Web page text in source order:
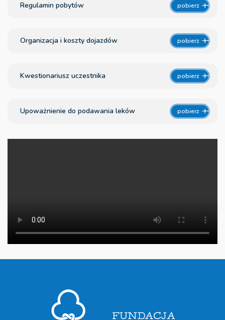
Regulamin pobytów pobierz
Organizacja i koszty dojazdów pobierz
Kwestionariusz uczestnika pobierz
Upoważnienie do podawania leków pobierz